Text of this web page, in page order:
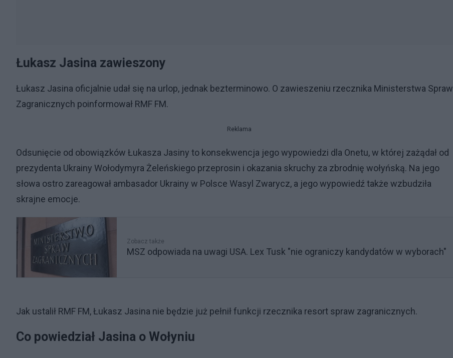
Łukasz Jasina zawieszony
Łukasz Jasina oficjalnie udał się na urlop, jednak bezterminowo. O zawieszeniu rzecznika Ministerstwa Spraw
Zagranicznych poinformował RMF FM.
Reklama
Odsunięcie od obowiązków Łukasza Jasiny to konsekwencja jego wypowiedzi dla Onetu, w której zażądał od
prezydenta Ukrainy Wołodymyra Żeleńskiego przeprosin i okazania skruchy za zbrodnię wołyńską. Na jego
słowa ostro zareagował ambasador Ukrainy w Polsce Wasyl Zwarycz, a jego wypowiedź także wzbudziła
skrajne emocje.
Zobacz także
MSZ odpowiada na uwagi USA. Lex Tusk "nie ograniczy kandydatów w wyborach"
Jak ustalił RMF FM, Łukasz Jasina nie będzie już pełnił funkcji rzecznika resort spraw zagranicznych.
Co powiedział Jasina o Wołyniu